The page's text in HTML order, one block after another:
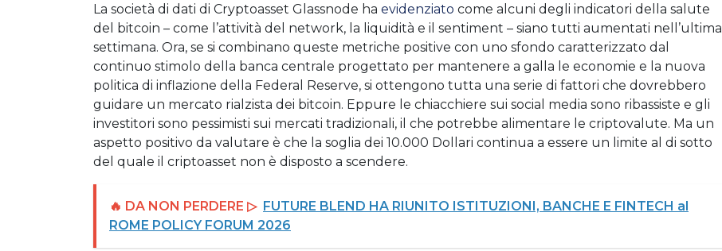
La società di dati di Cryptoasset Glassnode ha evidenziato come alcuni degli indicatori della salute
del bitcoin – come l’attività del network, la liquidità e il sentiment – siano tutti aumentati nell’ultima
settimana. Ora, se si combinano queste metriche positive con uno sfondo caratterizzato dal
continuo stimolo della banca centrale progettato per mantenere a galla le economie e la nuova
politica di inflazione della Federal Reserve, si ottengono tutta una serie di fattori che dovrebbero
guidare un mercato rialzista dei bitcoin. Eppure le chiacchiere sui social media sono ribassiste e gli
investitori sono pessimisti sui mercati tradizionali, il che potrebbe alimentare le criptovalute. Ma un
aspetto positivo da valutare è che la soglia dei 10.000 Dollari continua a essere un limite al di sotto
del quale il criptoasset non è disposto a scendere.
🔥 DA NON PERDERE ▷ FUTURE BLEND HA RIUNITO ISTITUZIONI, BANCHE E FINTECH al
ROME POLICY FORUM 2026